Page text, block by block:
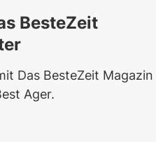
BesteZeit
Das BesteZeit Magazin
Ager.